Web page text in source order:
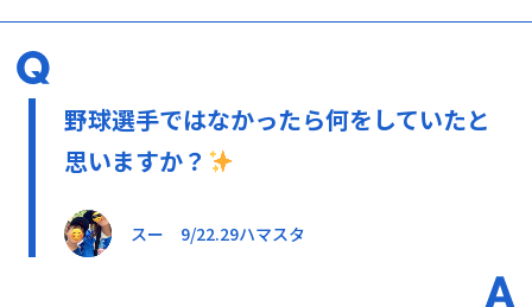
野球選手ではなかったら何をしていたと
思いますか？
スー 9/22.29ハマスタ